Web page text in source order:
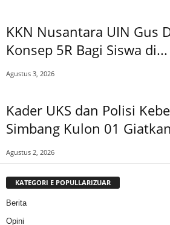
KKN Nusantara UIN Gus
Konsep 5R Bagi Siswa di...
Agustus 3, 2026
Kader UKS dan Polisi
Simbang Kulon 01
Agustus 2, 2026
KATEGORI E POPULLARIZUAR
Berita
Opini